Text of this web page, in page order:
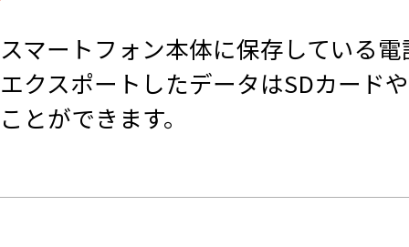
スマートフォン本体に保存している
エクスポートしたデータはSDカード
ことができます。